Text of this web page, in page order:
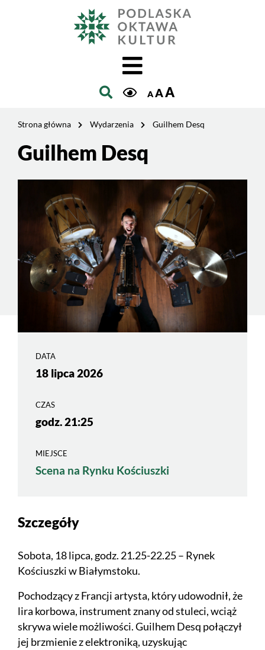
AAA
Strona główna Wydarzenia Guilhem Desq
Guilhem Desq
DATA
18 lipca 2026
CZAS
godz. 21:25
MIEJSCE
Scena na Rynku Kościuszki
Szczegóły
Sobota, 18 lipca, godz. 21.25-22.25 – Rynek
Kościuszki w Białymstoku.
Pochodzący z Francji artysta, który udowodnił, że
lira korbowa, instrument znany od stuleci, wciąż
skrywa wiele możliwości. Guilhem Desq połączył
jej brzmienie z elektroniką, uzyskując